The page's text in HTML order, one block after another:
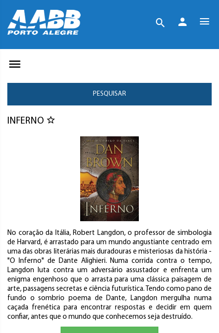
PESQUISAR
INFERNO
No coração da Itália, Robert Langdon, o professor de simbologia
de Harvard, é arrastado para um mundo angustiante centrado em
uma das obras literárias mais duradouras e misteriosas da história -
"O Inferno" de Dante Alighieri. Numa corrida contra o tempo,
Langdon luta contra um adversário assustador e enfrenta um
enigma engenhoso que o arrasta para uma clássica paisagem de
arte, passagens secretas e ciência futurística. Tendo como pano de
fundo o sombrio poema de Dante, Langdon mergulha numa
caçada frenética para encontrar respostas e decidir em quem
confiar, antes que o mundo que conhecemos seja destruído.